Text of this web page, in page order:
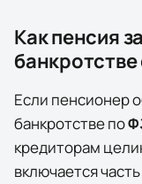
Как пенсия
Если пенсионер
банкротстве по
кредиторам
включается